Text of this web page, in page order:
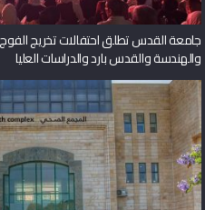
جامعة القدس تطلق احتفالات تخريج
والهندسة والقدس بارد والدراسات العليا